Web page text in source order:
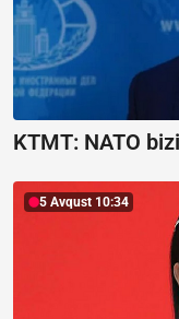
KTMT: NATO
5 Avqust 10:34